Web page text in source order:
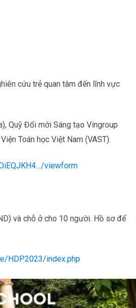
cứu trẻ quan tâm đến lĩnh vực
Quỹ Đổi mới Sáng tạo Vingroup
Toán học Việt Nam (VAST).
viewform
và chỗ ở cho 10 người. Hồ sơ để
HDP2023/index.php